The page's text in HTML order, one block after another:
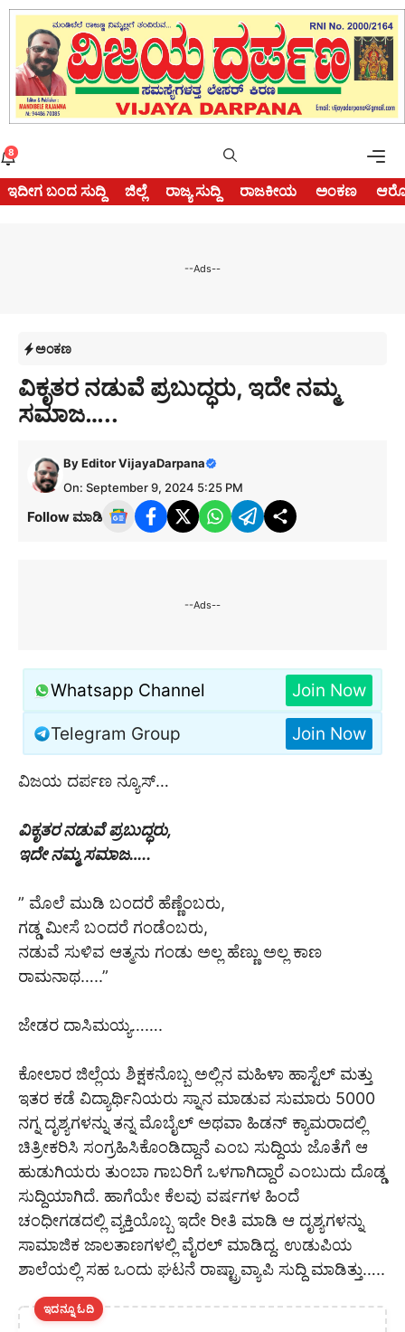
Skip
content
8
ಇದೀಗ ಬಂದ ಸುದ್ದಿ ಜಿಲ್ಲೆ ರಾಜ್ಯ ಸುದ್ದಿ ರಾಜಕೀಯ ಅಂಕಣ
--Ads--
ಅಂಕಣ
ವಿಕೃತರ ನಡುವೆ ಪ್ರಬುದ್ಧರು, ಇದೇ ನಮ್ಮ
ಸಮಾಜ…..
ByEditor VijayaDarpana
On: September 9, 2024 5:25 PM
Follow ಮಾಡಿ
--Ads--
Whatsapp Channel Join Now
Telegram Group Join Now
ವಿಜಯ ದರ್ಪಣ ನ್ಯೂಸ್…
ವಿಕೃತರ ನಡುವೆ ಪ್ರಬುದ್ಧರು,
ಇದೇ ನಮ್ಮ ಸಮಾಜ…..
” ಮೊಲೆ ಮುಡಿ ಬಂದರೆ ಹೆಣ್ಣೆಂಬರು,
ಗಡ್ಡ ಮೀಸೆ ಬಂದರೆ ಗಂಡೆಂಬರು,
ನಡುವೆ ಸುಳಿವ ಆತ್ಮನು ಗಂಡು ಅಲ್ಲ ಹೆಣ್ಣು ಅಲ್ಲ ಕಾಣ
ರಾಮನಾಥ…..”
ಜೇಡರ ದಾಸಿಮಯ್ಯ…….
ಕೋಲಾರ ಜಿಲ್ಲೆಯ ಶಿಕ್ಷಕನೊಬ್ಬ ಅಲ್ಲಿನ ಮಹಿಳಾ ಹಾಸ್ಟೆಲ್ ಮತ್ತು
ಇತರ ಕಡೆ ವಿದ್ಯಾರ್ಥಿನಿಯರು ಸ್ನಾನ ಮಾಡುವ ಸುಮಾರು 5000
ನಗ್ನ ದೃಶ್ಯಗಳನ್ನು ತನ್ನ ಮೊಬೈಲ್ ಅಥವಾ ಹಿಡನ್ ಕ್ಯಾಮರಾದಲ್ಲಿ
ಚಿತ್ರೀಕರಿಸಿ ಸಂಗ್ರಹಿಸಿಕೊಂಡಿದ್ದಾನೆ ಎಂಬ ಸುದ್ದಿಯ ಜೊತೆಗೆ ಆ
ಹುಡುಗಿಯರು ತುಂಬಾ ಗಾಬರಿಗೆ ಒಳಗಾಗಿದ್ದಾರೆ ಎಂಬುದು ದೊಡ್ಡ
ಸುದ್ದಿಯಾಗಿದೆ. ಹಾಗೆಯೇ ಕೆಲವು ವರ್ಷಗಳ ಹಿಂದೆ
ಚಂಧೀಗಡದಲ್ಲಿ ವ್ಯಕ್ತಿಯೊಬ್ಬ ಇದೇ ರೀತಿ ಮಾಡಿ ಆ ದೃಶ್ಯಗಳನ್ನು
ಸಾಮಾಜಿಕ ಜಾಲತಾಣಗಳಲ್ಲಿ ವೈರಲ್ ಮಾಡಿದ್ದ. ಉಡುಪಿಯ
ಶಾಲೆಯಲ್ಲಿ ಸಹ ಒಂದು ಘಟನೆ ರಾಷ್ಟ್ರಾವ್ಯಾಪಿ ಸುದ್ದಿ ಮಾಡಿತ್ತು…..
ಇದನ್ನೂ ಓದಿ